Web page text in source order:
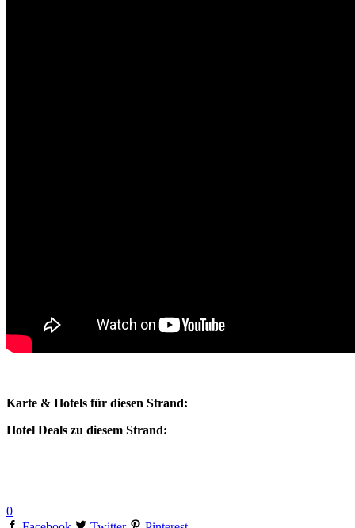
Karte & Hotels für diesen Strand:
Hotel Deals zu diesem Strand:
0